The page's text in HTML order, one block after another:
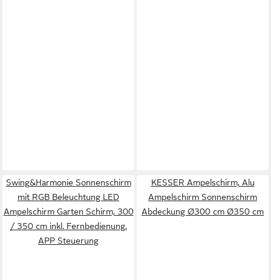
Swing&Harmonie Sonnenschirm
mit RGB Beleuchtung LED
Ampelschirm Garten Schirm, 300
/ 350 cm inkl. Fernbedienung,
APP Steuerung
KESSER Ampelschirm, Alu
Ampelschirm Sonnenschirm
Abdeckung Ø300 cm Ø350 cm